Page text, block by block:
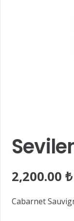
2,200.00 ₺
Cabarnet